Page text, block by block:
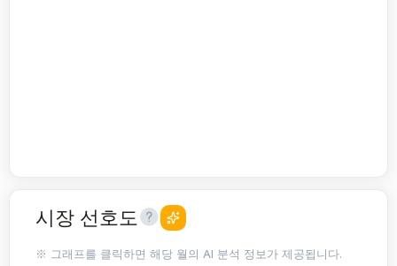
시장 선호도
※ 그래프를 클릭하면 해당 월의 AI 분석 정보가 제공됩니다.